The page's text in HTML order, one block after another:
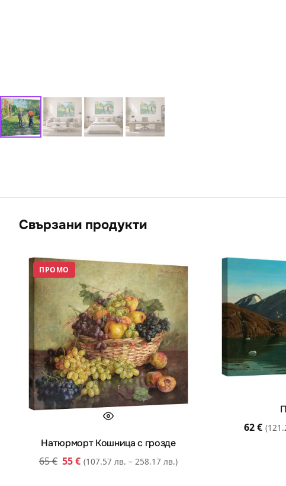
Свързани продукти
ПРОМО
Натюрморт Кошница с грозде
65€ 55€ (107.57 лв. – 258.17 лв.)
62€